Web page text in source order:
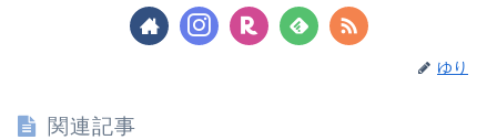
ゆり
関連記事